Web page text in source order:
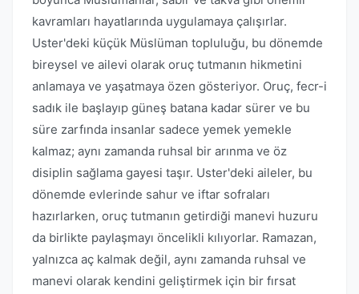
kavramları hayatlarında uygulamaya çalışırlar.
Uster'deki küçük Müslüman topluluğu, bu dönemde
bireysel ve ailevi olarak oruç tutmanın hikmetini
anlamaya ve yaşatmaya özen gösteriyor. Oruç, fecr-i
sadık ile başlayıp güneş batana kadar sürer ve bu
süre zarfında insanlar sadece yemek yemekle
kalmaz; aynı zamanda ruhsal bir arınma ve öz
disiplin sağlama gayesi taşır. Uster'deki aileler, bu
dönemde evlerinde sahur ve iftar sofraları
hazırlarken, oruç tutmanın getirdiği manevi huzuru
da birlikte paylaşmayı öncelikli kılıyorlar. Ramazan,
yalnızca aç kalmak değil, aynı zamanda ruhsal ve
manevi olarak kendini geliştirmek için bir fırsat